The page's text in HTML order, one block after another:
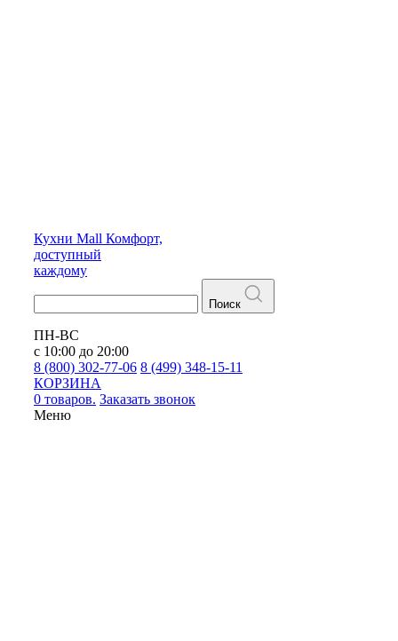
Кухни Mall Комфорт,
доступный
каждому
Поиск
ПН-ВС
с 10:00 до 20:00
8 (800) 302-77-06 8 (499) 348-15-11
КОРЗИНА
0 товаров. Заказать звонок
Меню